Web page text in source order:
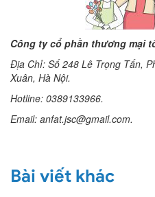
Công ty cổ phần thương mại
Địa Chỉ: Số 248 Lê Trọng Tấn,
Xuân, Hà Nội.
Hotline: 0389133966.
Email: anfat.jsc@gmail.com.
Bài viết khác